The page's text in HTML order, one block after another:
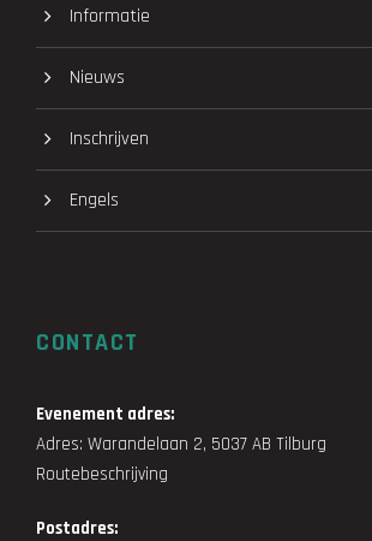
Informatie
Nieuws
Inschrijven
Engels
CONTACT
Evenement adres:
Adres: Warandelaan 2, 5037 AB Tilburg
Routebeschrijving
Postadres: